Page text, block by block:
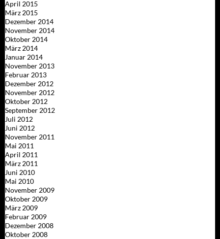
April 2015
März 2015
Dezember 2014
November 2014
Oktober 2014
März 2014
Januar 2014
November 2013
Februar 2013
Dezember 2012
November 2012
Oktober 2012
September 2012
Juli 2012
Juni 2012
November 2011
Mai 2011
April 2011
März 2011
Juni 2010
Mai 2010
November 2009
Oktober 2009
März 2009
Februar 2009
Dezember 2008
Oktober 2008